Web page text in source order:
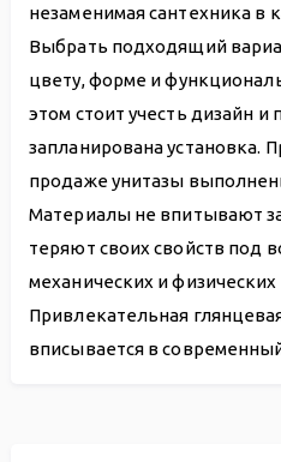
незаменимая сантехника в
Выбрать подходящий
цвету, форме и
этом стоит учесть дизайн
запланирована установка.
продаже унитазы
Материалы не впитывают
теряют своих свойств под
механических и
Привлекательная
вписывается в